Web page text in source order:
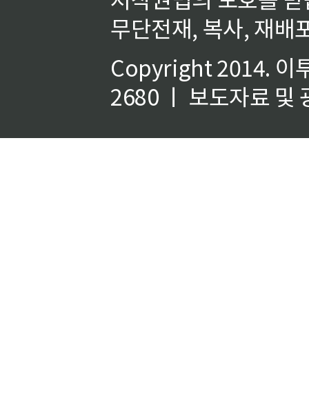
무단전재, 복사, 재배
Copyright 2014. 이
2680 ㅣ 보도자료